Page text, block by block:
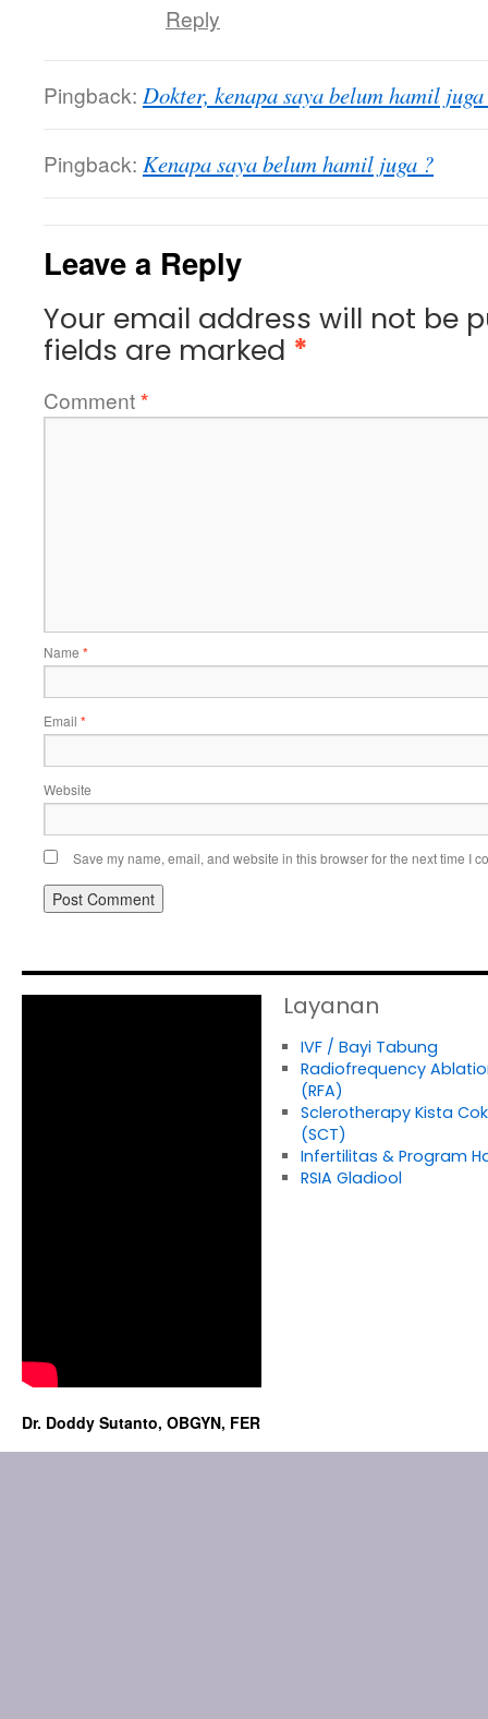
Reply
Pingback: Dokter, kenapa saya belum hamil
Pingback: Kenapa saya belum hamil juga ?
Leave a Reply
Your email address will not be
fields are marked *
Comment*
Name *
Email *
Website
Save my name, email, and website in this browser for the next time I
Layanan
IVF / Bayi Tabung
Radiofrequency
(RFA)
Sclerotherapy Kista
(SCT)
Infertilitas & Program
RSIA Gladiool
Dr. Doddy Sutanto, OBGYN, FER